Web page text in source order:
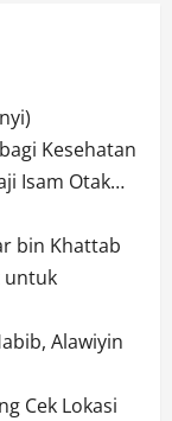
Kesehatan
Isam Otak…
bin Khattab
untuk
Alawiyin
Cek Lokasi